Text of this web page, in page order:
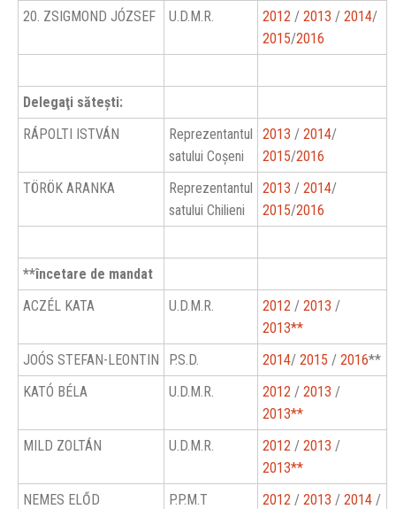
20. ZSIGMOND JÓZSEF
U.D.M.R. 2012 / 2013 / 2014/
2015/2016
Delegaţi săteşti:
RÁPOLTI ISTVÁN
Reprezentantul
satului Coşeni
2013 / 2014/
2015/2016
TÖRÖK ARANKA
Reprezentantul
satului Chilieni
2013 / 2014/
2015/2016
**încetare de mandat
ACZÉL KATA
U.D.M.R. 2012 / 2013 /
2013**
JOÓS STEFAN-LEONTIN
P.S.D. 2014/ 2015 / 2016**
KATÓ BÉLA
U.D.M.R. 2012 / 2013 /
2013**
MILD ZOLTÁN
U.D.M.R. 2012 / 2013 /
2013**
NEMES ELŐD
P.P.M.T 2012 / 2013 / 2014 /